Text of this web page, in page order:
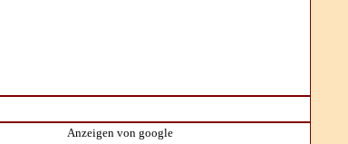
Anzeigen von google